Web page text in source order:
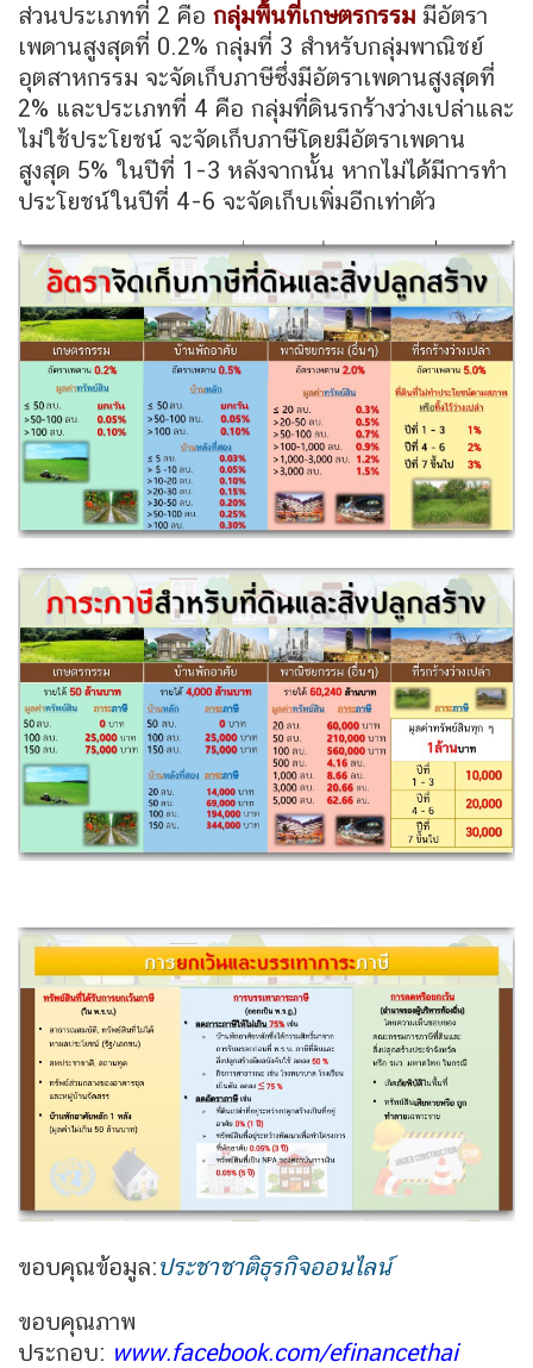
ส่วนประเภทที่ 2 คือ กลุ่มพื้นที่เกษตรกรรม มีอัตรา
เพดานสูงสุดที่ 0.2% กลุ่มที่ 3 สำหรับกลุ่มพาณิชย์
อุตสาหกรรม จะจัดเก็บภาษีซึ่งมีอัตราเพดานสูงสุดที่
2% และประเภทที่ 4 คือ กลุ่มที่ดินรกร้างว่างเปล่าและ
ไม่ใช้ประโยชน์ จะจัดเก็บภาษีโดยมีอัตราเพดาน
สูงสุด 5% ในปีที่ 1-3 หลังจากนั้น หากไม่ได้มีการทำ
ประโยชน์ในปีที่ 4-6 จะจัดเก็บเพิ่มอีกเท่าตัว
ขอบคุณข้อมูล:ประชาชาติธุรกิจออนไลน์
ขอบคุณภาพ
ประกอบ: www.facebook.com/efinancethai